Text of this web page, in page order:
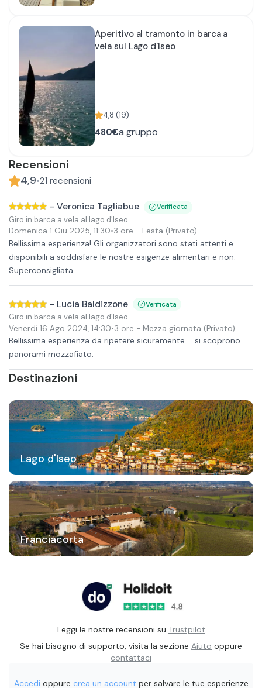
Aperitivo al tramonto in barca a
vela sul Lago d'Iseo
4,8 (19)
480€a gruppo
Recensioni
4,9•21 recensioni
- Veronica Tagliabue Verificata
Giro in barca a vela al lago d'Iseo
Domenica 1 Giu 2025, 11:30•3 ore - Festa (Privato)
Bellissima esperienza! Gli organizzatori sono stati attenti e
disponibili a soddisfare le nostre esigenze alimentari e non.
Superconsigliata.
- Lucia Baldizzone Verificata
Giro in barca a vela al lago d'Iseo
Venerdì 16 Ago 2024, 14:30•3 ore - Mezza giornata (Privato)
Bellissima esperienza da ripetere sicuramente … si scoprono
panorami mozzafiato.
Destinazioni
Lago d'Iseo
Franciacorta
Leggi le nostre recensioni su Trustpilot
Se hai bisogno di supporto, visita la sezione Aiuto oppure
contattaci
Accedi oppure crea un account per salvare le tue esperienze